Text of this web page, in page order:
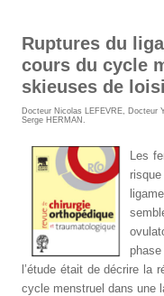
Ruptures du
cours du cycle
skieuses de
Docteur Nicolas LEFEVRE Docteur
Serge HERMAN
Les
l’étude était de décrire la
cycle menstruel dans une